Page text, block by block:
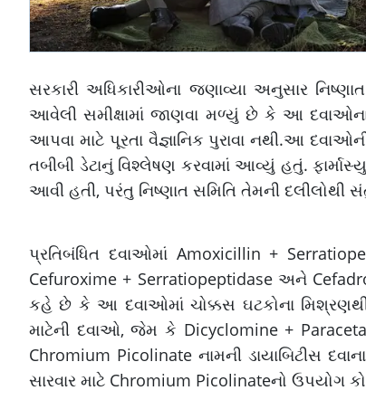
સરકારી અધિકારીઓના જણાવ્યા અનુસાર
આવેલી સમીક્ષામાં જાણવા મળ્યું છે કે આ
આપવા માટે પૂરતા વૈજ્ઞાનિક પુરાવા નથી.આ
તબીબી ડેટાનું વિશ્લેષણ કરવામાં આવ્યું હતું.
આવી હતી, પરંતુ નિષ્ણાત સમિતિ તેમની દલીલોથી
પ્રતિબંધિત દવાઓમાં Amoxicillin +
Cefuroxime + Serratiopeptidase અને
કહે છે કે આ દવાઓમાં ચોક્કસ ઘટકોના
માટેની દવાઓ, જેમ કે Dicyclomine +
Chromium Picolinate નામની ડાયાબિટીસ
સારવાર માટે Chromium Picolinateનો ઉપયોગ